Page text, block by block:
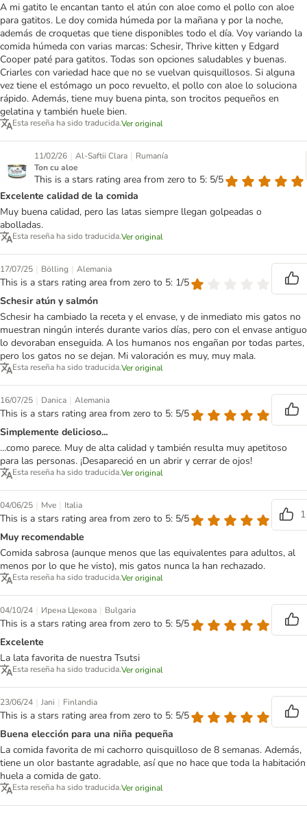
A mi gatito le encantan tanto el atún con aloe como el pollo con aloe
para gatitos. Le doy comida húmeda por la mañana y por la noche,
además de croquetas que tiene disponibles todo el día. Voy variando la
comida húmeda con varias marcas: Schesir, Thrive kitten y Edgard
Cooper paté para gatitos. Todas son opciones saludables y buenas.
Criarles con variedad hace que no se vuelvan quisquillosos. Si alguna
vez tiene el estómago un poco revuelto, el pollo con aloe lo soluciona
rápido. Además, tiene muy buena pinta, son trocitos pequeños en
gelatina y también huele bien.
Esta reseña ha sido traducida.Ver original
11/02/26 | Al-Saftii Clara | Rumanía
Ton cu aloe
This is a stars rating area from zero to 5: 5/5
Excelente calidad de la comida
Muy buena calidad, pero las latas siempre llegan golpeadas o
abolladas.
Esta reseña ha sido traducida.Ver original
17/07/25 | Bölling | Alemania
This is a stars rating area from zero to 5: 1/5
Schesir atún y salmón
Schesir ha cambiado la receta y el envase, y de inmediato mis gatos no
muestran ningún interés durante varios días, pero con el envase antiguo
lo devoraban enseguida. A los humanos nos engañan por todas partes,
pero los gatos no se dejan. Mi valoración es muy, muy mala.
Esta reseña ha sido traducida.Ver original
16/07/25 | Danica | Alemania
This is a stars rating area from zero to 5: 5/5
Simplemente delicioso...
...como parece. Muy de alta calidad y también resulta muy apetitoso
para las personas. ¡Desapareció en un abrir y cerrar de ojos!
Esta reseña ha sido traducida.Ver original
04/06/25 | Mve | Italia
This is a stars rating area from zero to 5: 5/5
1
Muy recomendable
Comida sabrosa (aunque menos que las equivalentes para adultos, al
menos por lo que he visto), mis gatos nunca la han rechazado.
Esta reseña ha sido traducida.Ver original
04/10/24 | Ирена Цекова | Bulgaria
This is a stars rating area from zero to 5: 5/5
Excelente
La lata favorita de nuestra Tsutsi
Esta reseña ha sido traducida.Ver original
23/06/24 | Jani | Finlandia
This is a stars rating area from zero to 5: 5/5
Buena elección para una niña pequeña
La comida favorita de mi cachorro quisquilloso de 8 semanas. Además,
tiene un olor bastante agradable, así que no hace que toda la habitación
huela a comida de gato.
Esta reseña ha sido traducida.Ver original